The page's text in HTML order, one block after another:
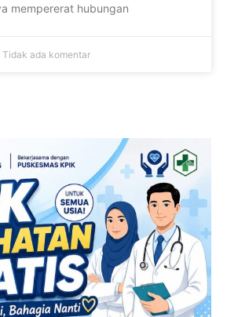
mempererat hubungan
Tidak ada komentar